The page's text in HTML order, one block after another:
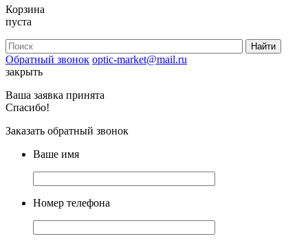
Корзина
пуста
Обратный звонок optic-market@mail.ru
закрыть
Ваша заявка принята
Спасибо!
Заказать обратный звонок
Ваше имя
Номер телефона